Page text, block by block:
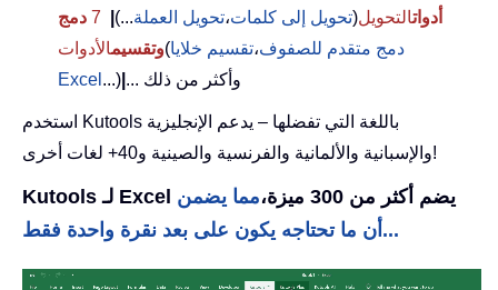
أدواتالتحويل(تحويل إلى كلمات،تحويل العملة...)
7 دمج
وتقسيمالأدوات ( دمج متقدم للصفوف،تقسيم خلايا
Excel ...) ... وأكثر من ذلك
استخدم Kutools باللغة التي تفضلها – يدعم الإنجليزية
والإسبانية والألمانية والفرنسية والصينية و40+ لغات أخرى!
Kutools لـ Excel يضم أكثر من 300 ميزة،
مما يضمن
أن ما تحتاجه يكون على بعد نقرة واحدة فقط...